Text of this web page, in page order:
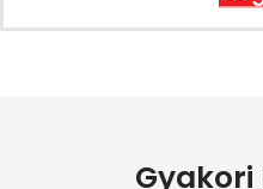
Gyakori